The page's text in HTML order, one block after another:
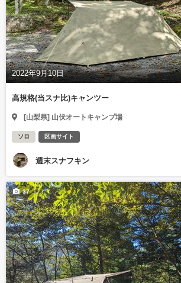
2022年9月10日
高規格(当スナ比)キャンツー
[山梨県] 山伏オートキャンプ場
ソロ 区画サイト
週末スナフキン
37